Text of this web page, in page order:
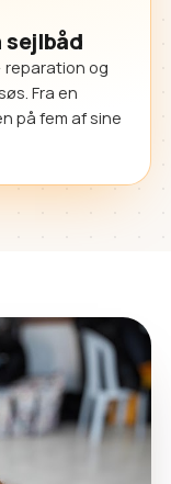
sejlbåd
reparation og
Fra en
på fem af sine